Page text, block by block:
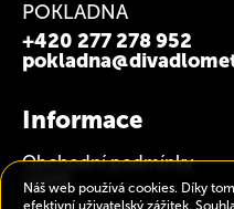
POKLADNA
+420 277 278 952
Informace
Obchodní podmínky
GDPR
Náš web používá cookies. Díky
efektivní uživatelský zážitek.